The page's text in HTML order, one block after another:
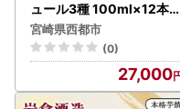
ュール3種 100ml×12本セ
ット ゆず・日向夏・苺・
飲み比べ 飲み切りサイズ
＜45-11a＞
宮崎県西都市
(0)
27,000